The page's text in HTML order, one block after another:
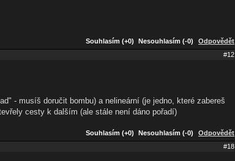
Souhlasím (+0) Nesouhlasím (-0) Odpovědět
#12
- musíš doručit bombu) a nelineární (je jedno, které zabereš
cesty k dalším (ale stále není dáno pořadí)
Souhlasím (+0) Nesouhlasím (-0) Odpovědět
#18